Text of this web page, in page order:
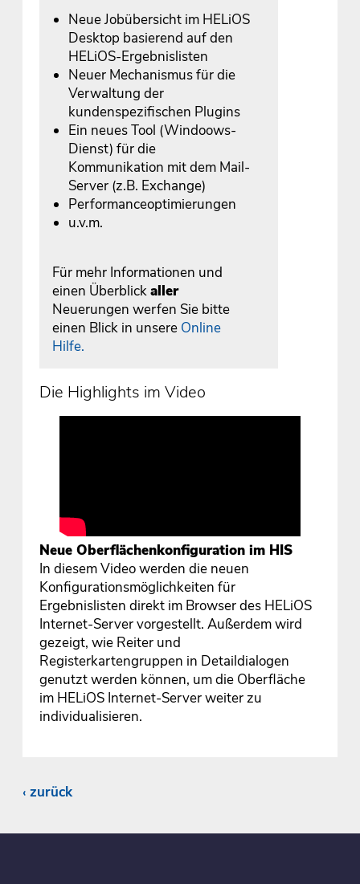
Neue Jobübersicht im HELiOS
Desktop basierend auf den
HELiOS-Ergebnislisten
Neuer Mechanismus für die
Verwaltung der
kundenspezifischen Plugins
Ein neues Tool (Windoows-
Dienst) für die
Kommunikation mit dem Mail-
Server (z.B. Exchange)
Performanceoptimierungen
u.v.m.
Für mehr Informationen und
einen Überblickaller
Neuerungen werfen Sie bitte
einen Blick in unsere Online
Hilfe.
Die Highlights im Video
Neue Oberflächenkonfiguration im HIS
In diesem Video werden die neuen
Konfigurationsmöglichkeiten für
Ergebnislisten direkt im Browser des HELiOS
Internet-Server vorgestellt. Außerdem wird
gezeigt, wie Reiter und
Registerkartengruppen in Detaildialogen
genutzt werden können, um die Oberfläche
im HELiOS Internet-Server weiter zu
individualisieren.
zurück